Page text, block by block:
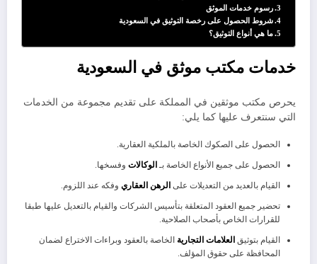
رسوم خدمات الموثق
شروط الحصول على رخصة التوثيق في السعودية
ما هي أنواع التوثيق؟
خدمات مكتب موثق في السعودية
يحرص مكتب موثقين في المملكة على تقديم مجموعة من الخدمات
التي سنتعرف عليها كما يلي:
الحصول على الصكوك الخاصة بالملكية العقارية.
الحصول على جميع الأنواع الخاصة بـ الوكالات وفسخها.
القيام بالعديد من التعديلات على الرهن العقاري وفكه عند اللزوم.
تحضير جميع العقود المتعلقة بتأسيس الشركات والقيام بالتعديل عليها طبقا
للقرارات الخاص بأصحاب الصلاحية.
القيام بتوثيق العلامات التجارية الخاصة بالعقود وبراءات الاختراع لضمان
المحافظة على حقوق المؤلف.